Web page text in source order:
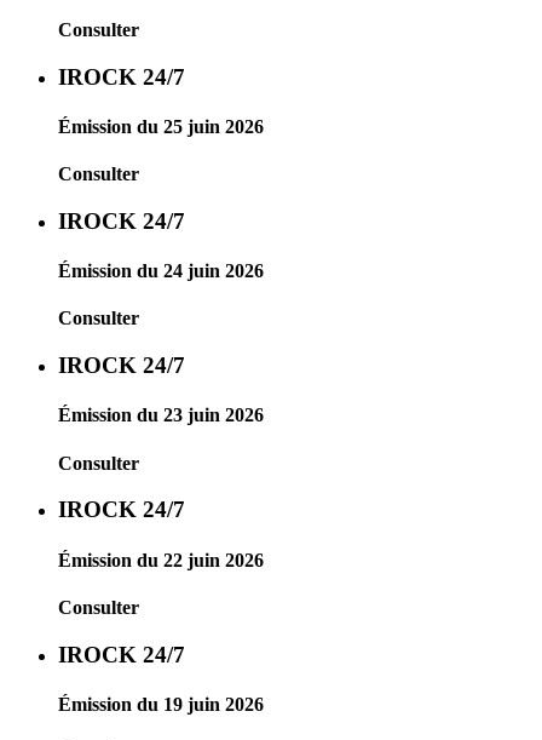
Consulter
IROCK 24/7
Émission du 25 juin 2026
Consulter
IROCK 24/7
Émission du 24 juin 2026
Consulter
IROCK 24/7
Émission du 23 juin 2026
Consulter
IROCK 24/7
Émission du 22 juin 2026
Consulter
IROCK 24/7
Émission du 19 juin 2026